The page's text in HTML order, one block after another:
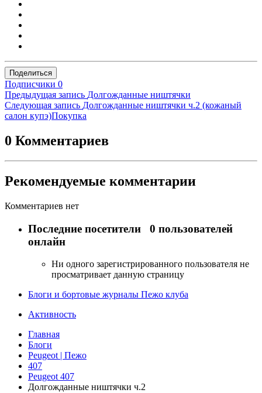
Поделиться
Подписчики 0
Предыдущая запись Долгожданные ништячки
Следующая запись Долгожданные ништячки ч.2 (кожаный
салон купэ)Покупка
0 Комментариев
Рекомендуемые комментарии
Комментариев нет
Последние посетители 0 пользователей
онлайн
Ни одного зарегистрированного пользователя не
просматривает данную страницу
Блоги и бортовые журналы Пежо клуба
Активность
Главная
Блоги
Peugeot | Пежо
407
Peugeot 407
Долгожданные ништячки ч.2